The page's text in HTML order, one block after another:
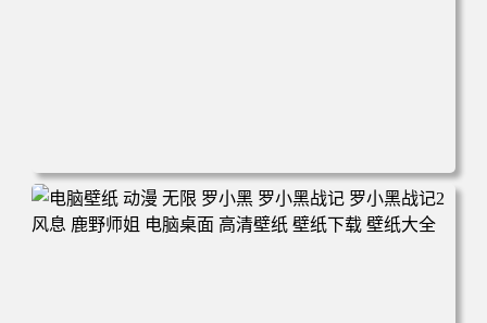
电脑壁纸 柯南和小兰背靠背 夕阳 日落 4K动漫壁纸 电脑桌
面 高清壁纸 壁纸下载 壁纸大全